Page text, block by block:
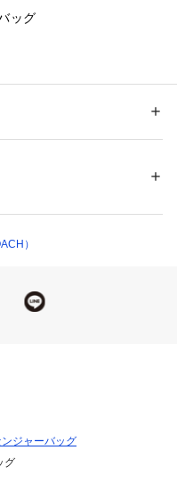
ッグ
き
本体までの長さ75cm（肩
ンまで収納可能
の画面設定や機種により
ございます。
物、シューズ、ウェア、
テムをお求めいただけま
）
ンジャーバッグ
グ